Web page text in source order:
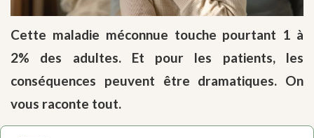
Cette maladie méconnue touche pourtant 1 à
2% des adultes. Et pour les patients, les
conséquences peuvent être dramatiques. On
vous raconte tout.